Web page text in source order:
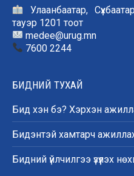
Улаанбаатар,
тауэр 1201 тоот
medee@urug.mn
7600 2244
БИДНИЙ ТУХАЙ
Бид хэн бэ? Хэрхэн
Бидэнтэй хамтарч
Бидний үйлчилгээ үзүүлэх